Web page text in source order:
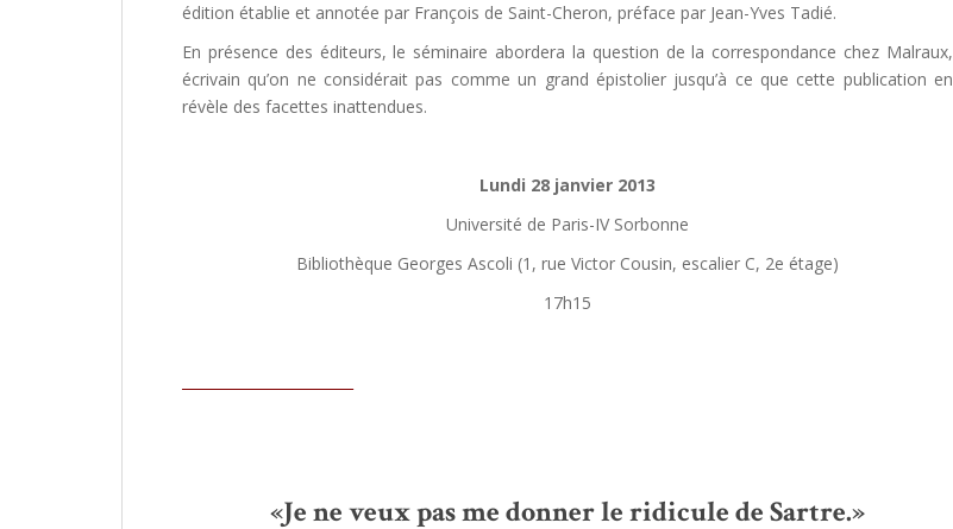
édition établie et annotée par François de Saint-Cheron, préface par Jean-Yves Tadié.
En présence des éditeurs, le séminaire abordera la question de la correspondance chez Malraux,
écrivain qu’on ne considérait pas comme un grand épistolier jusqu’à ce que cette publication en
révèle des facettes inattendues.
Lundi 28 janvier 2013
Université de Paris-IV Sorbonne
Bibliothèque Georges Ascoli (1, rue Victor Cousin, escalier C, 2e étage)
17h15
«Je ne veux pas me donner le ridicule de Sartre.»